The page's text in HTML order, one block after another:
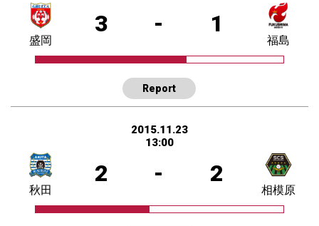
3 - 1
盛岡 福島
Report
2015.11.23
13:00
2 - 2
秋田 相模原